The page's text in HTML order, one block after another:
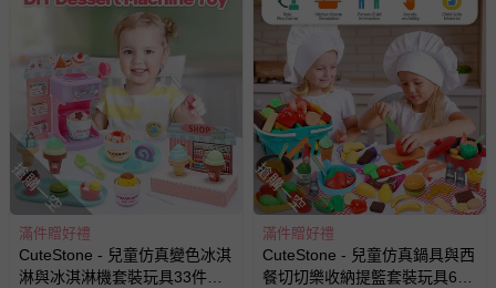
搶購一空
滿件贈好禮
CuteStone - 兒童仿真變色冰淇
淋與冰淇淋機套裝玩具33件遊
搶購一空
滿件贈好禮
CuteStone - 兒童仿真鍋具與西
餐切切樂收納提籃套裝玩具60